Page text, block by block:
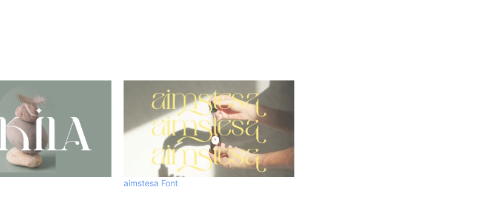
aimstesa Font